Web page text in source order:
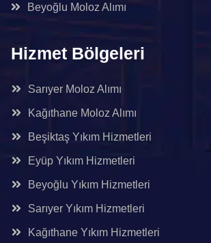
Beyoğlu Moloz Alımı
Hizmet Bölgeleri
Sarıyer Moloz Alımı
Kağıthane Moloz Alımı
Beşiktaş Yıkım Hizmetleri
Eyüp Yıkım Hizmetleri
Beyoğlu Yıkım Hizmetleri
Sarıyer Yıkım Hizmetleri
Kağıthane Yıkım Hizmetleri